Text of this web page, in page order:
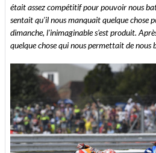
était assez compétitif pour pouvoir nous
sentait qu'il nous manquait quelque chose
dimanche, l'inimaginable s'est produit.
quelque chose qui nous permettait de nous